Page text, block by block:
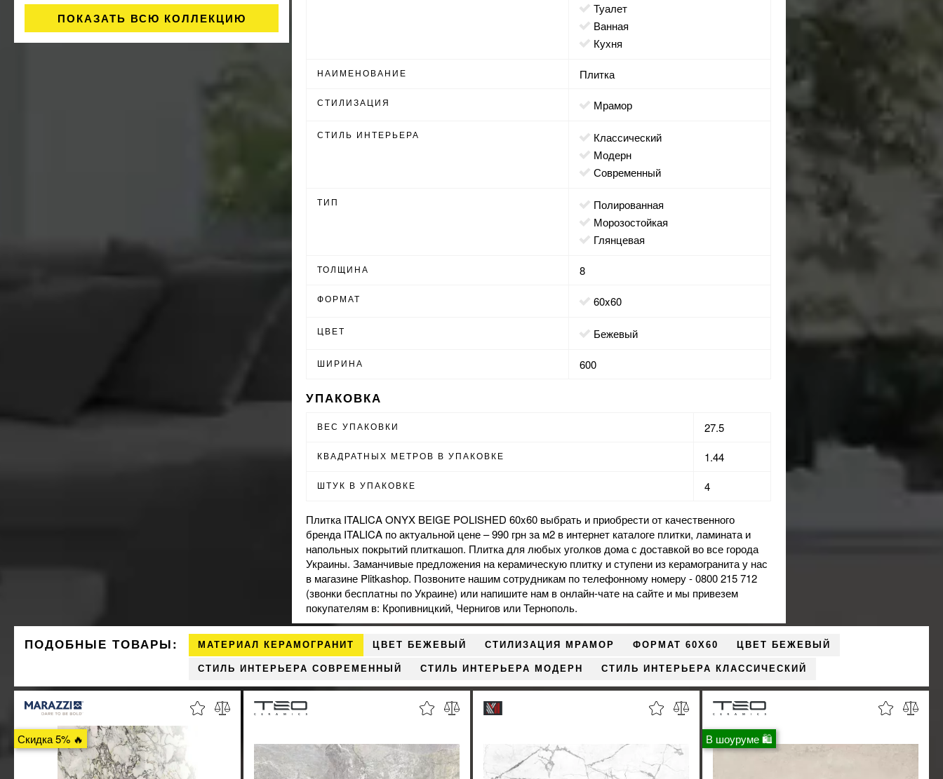
ПОКАЗАТЬ ВСЮ КОЛЛЕКЦИЮ
туалет
ванная
кухня
НАИМЕНОВАНИЕ Плитка
СТИЛИЗАЦИЯ мрамор
СТИЛЬ ИНТЕРЬЕРА
классический
модерн
современный
ТИП
полированная
морозостойкая
глянцевая
ТОЛЩИНА 8
ФОРМАТ 60x60
ЦВЕТ бежевый
ШИРИНА 600
УПАКОВКА
ВЕС УПАКОВКИ 27.5
КВАДРАТНЫХ МЕТРОВ В УПАКОВКЕ 1.44
ШТУК В УПАКОВКЕ 4
Плитка ITALICA ONYX BEIGE POLISHED 60x60 выбрать и приобрести от качественного
бренда ITALICA по актуальной цене – 990 грн за м2 в интернет каталоге плитки, ламината и
напольных покрытий плиткашоп. Плитка для любых уголков дома с доставкой во все города
Украины. Заманчивые предложения на керамическую плитку иступени из керамогранитау нас
в магазине Plitkashop. Позвоните нашим сотрудникам по телефонному номеру - 0800 215 712
(звонки бесплатны по Украине) или напишите нам в онлайн-чате на сайте и мы привезем
покупателям в: Кропивницкий, Чернигов или Тернополь.
ПОДОБНЫЕ ТОВАРЫ: МАТЕРИАЛ КЕРАМОГРАНИТ ЦВЕТ БЕЖЕВЫЙ СТИЛИЗАЦИЯ МРАМОР ФОРМАТ 60X60 ЦВЕТ БЕЖЕВЫЙ
СТИЛЬ ИНТЕРЬЕРА СОВРЕМЕННЫЙ СТИЛЬ ИНТЕРЬЕРА МОДЕРН СТИЛЬ ИНТЕРЬЕРА КЛАССИЧЕСКИЙ
Скидка 5% 🔥 В шоуруме 🛍